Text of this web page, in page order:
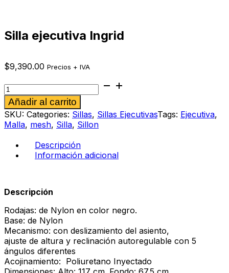
Silla ejecutiva Ingrid
$9,390.00 Precios + IVA
Silla
ejecutiva
Ingrid
cantidad
Añadir al carrito
SKU: Categories: Sillas, Sillas EjecutivasTags: Ejecutiva,
Malla, mesh, Silla, Sillon
Descripción
Información adicional
Descripción
Rodajas: de Nylon en color negro.
Base: de Nylon
Mecanismo: con deslizamiento del asiento,
ajuste de altura y reclinación autoregulable con 5
ángulos diferentes
Acojinamiento: Poliuretano Inyectado